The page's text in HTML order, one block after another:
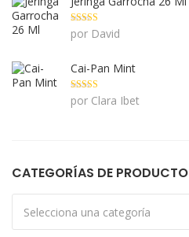
Valorado con
5 de 5
por David
Cai-Pan Mint
Valorado con
5 de 5
por Clara Ibet
CATEGORÍAS DE PRODUCTO